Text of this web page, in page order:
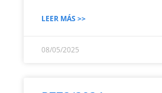
LEER MÁS >>
08/05/2025